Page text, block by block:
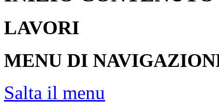
LAVORI
MENU DI
Salta il menu